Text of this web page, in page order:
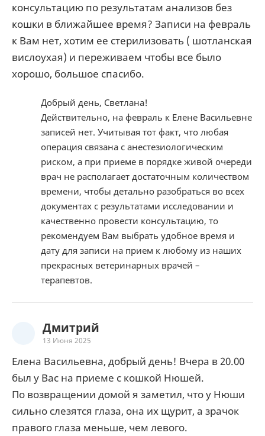
консультацию по результатам анализов без
кошки в ближайшее время? Записи на февраль
к Вам нет, хотим ее стерилизовать ( шотланская
вислоухая) и переживаем чтобы все было
хорошо, большое спасибо.
Добрый день, Светлана!
Действительно, на февраль к Елене Васильевне
записей нет. Учитывая тот факт, что любая
операция связана с анестезиологическим
риском, а при приеме в порядке живой очереди
врач не располагает достаточным количеством
времени, чтобы детально разобраться во всех
документах с результатами исследовании и
качественно провести консультацию, то
рекомендуем Вам выбрать удобное время и
дату для записи на прием к любому из наших
прекрасных ветеринарных врачей –
терапевтов.
Дмитрий
13 Июня 2025
Елена Васильевна, добрый день! Вчера в 20.00
был у Вас на приеме с кошкой Нюшей.
По возвращении домой я заметил, что у Нюши
сильно слезятся глаза, она их щурит, а зрачок
правого глаза меньше, чем левого.